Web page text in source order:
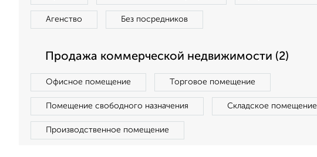
Агенство Без посредников
Продажа коммерческой недвижимости (2)
Офисное помещение Торговое помещение
Помещение свободного назначения Складское помещение
Производственное помещение